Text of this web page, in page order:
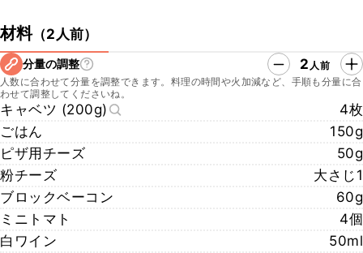
材料（2人前）
分量の調整 2 人前
人数に合わせて分量を調整できます。料理の時間や火加減など、手順も分量に合
わせて調整してくださいね。
キャベツ (200g)
4枚
ごはん
150g
ピザ用チーズ
50g
粉チーズ
大さじ1
ブロックベーコン
60g
ミニトマト
4個
白ワイン
50ml